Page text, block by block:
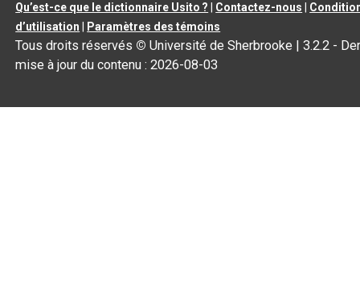
Qu’est-ce que le dictionnaire Usito ? Contactez-nous
d’utilisation
Paramètres des témoins
Tous droits réservés © Université de Sherbrooke |3.2.2 -
mise à jour du contenu :2026-08-03